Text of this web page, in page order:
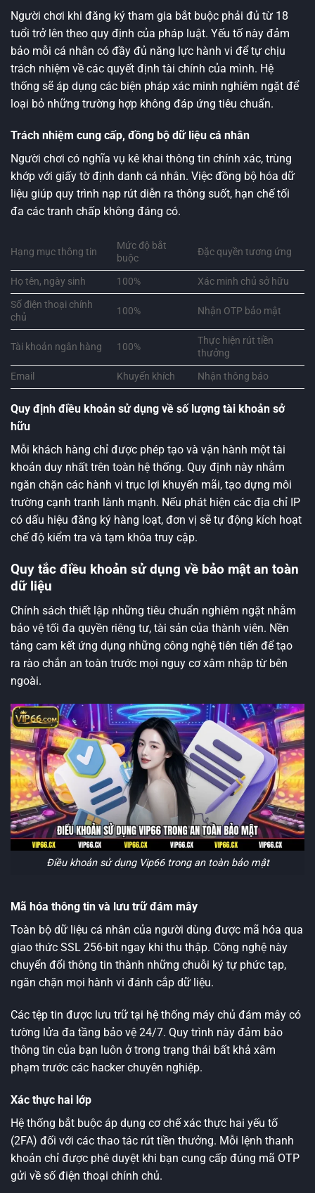
Người chơi khi đăng ký tham gia bắt buộc phải đủ từ 18
tuổi trở lên theo quy định của pháp luật. Yếu tố này đảm
bảo mỗi cá nhân có đầy đủ năng lực hành vi để tự chịu
trách nhiệm về các quyết định tài chính của mình. Hệ
thống sẽ áp dụng các biện pháp xác minh nghiêm ngặt để
loại bỏ những trường hợp không đáp ứng tiêu chuẩn.
Trách nhiệm cung cấp, đồng bộ dữ liệu cá nhân
Người chơi có nghĩa vụ kê khai thông tin chính xác, trùng
khớp với giấy tờ định danh cá nhân. Việc đồng bộ hóa dữ
liệu giúp quy trình nạp rút diễn ra thông suốt, hạn chế tối
đa các tranh chấp không đáng có.
Hạng mục thông tin
Mức độ bắt
buộc
Đặc quyền tương ứng
Họ tên, ngày sinh 100%
Xác minh chủ sở hữu
Số điện thoại chính
chủ
100% Nhận OTP bảo mật
Tài khoản ngân hàng 100%
Thực hiện rút tiền
thưởng
Email
Khuyến khích Nhận thông báo
Quy định điều khoản sử dụng về số lượng tài khoản sở
hữu
Mỗi khách hàng chỉ được phép tạo và vận hành một tài
khoản duy nhất trên toàn hệ thống. Quy định này nhằm
ngăn chặn các hành vi trục lợi khuyến mãi, tạo dựng môi
trường cạnh tranh lành mạnh. Nếu phát hiện các địa chỉ IP
có dấu hiệu đăng ký hàng loạt, đơn vị sẽ tự động kích hoạt
chế độ kiểm tra và tạm khóa truy cập.
Quy tắc điều khoản sử dụng về bảo mật an toàn
dữ liệu
Chính sách thiết lập những tiêu chuẩn nghiêm ngặt nhằm
bảo vệ tối đa quyền riêng tư, tài sản của thành viên. Nền
tảng cam kết ứng dụng những công nghệ tiên tiến để tạo
ra rào chắn an toàn trước mọi nguy cơ xâm nhập từ bên
ngoài.
Điều khoản sử dụng Vip66 trong an toàn bảo mật
Mã hóa thông tin và lưu trữ đám mây
Toàn bộ dữ liệu cá nhân của người dùng được mã hóa qua
giao thức SSL 256-bit ngay khi thu thập. Công nghệ này
chuyển đổi thông tin thành những chuỗi ký tự phức tạp,
ngăn chặn mọi hành vi đánh cắp dữ liệu.
Các tệp tin được lưu trữ tại hệ thống máy chủ đám mây có
tường lửa đa tầng bảo vệ 24/7. Quy trình này đảm bảo
thông tin của bạn luôn ở trong trạng thái bất khả xâm
phạm trước các hacker chuyên nghiệp.
Xác thực hai lớp
Hệ thống bắt buộc áp dụng cơ chế xác thực hai yếu tố
(2FA) đối với các thao tác rút tiền thưởng. Mỗi lệnh thanh
khoản chỉ được phê duyệt khi bạn cung cấp đúng mã OTP
gửi về số điện thoại chính chủ.